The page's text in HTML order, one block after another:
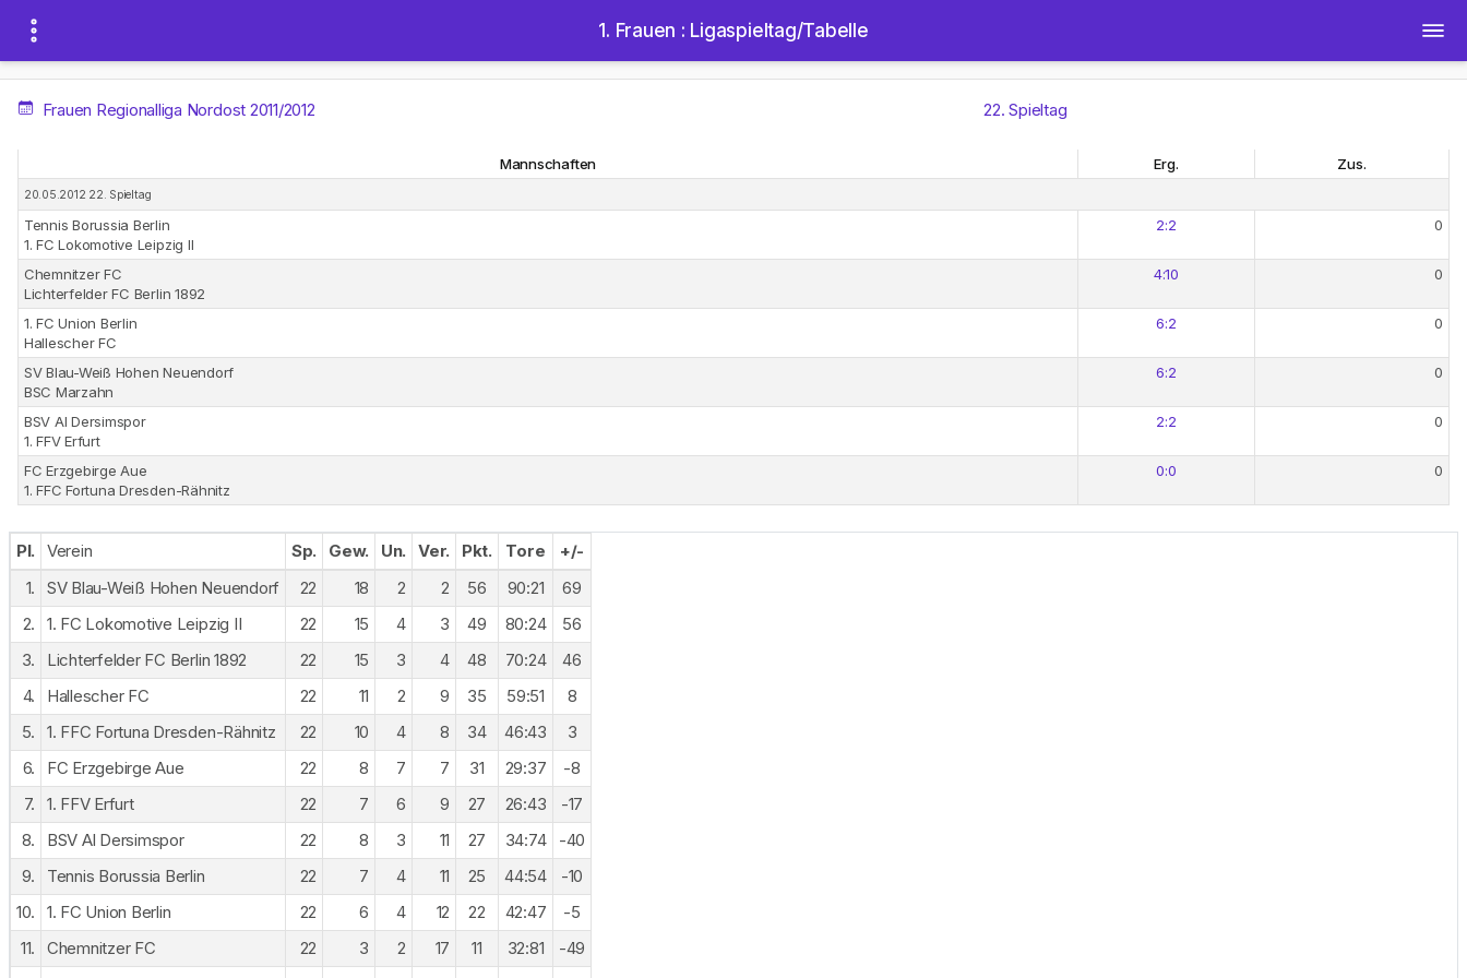
1. Frauen : Ligaspieltag/Tabelle
Frauen Regionalliga Nordost 2011/2012 22. Spieltag
Mannschaften Erg. Zus.
20.05.2012 22. Spieltag
Tennis Borussia Berlin
1. FC Lokomotive Leipzig II
2:2 0
Chemnitzer FC
Lichterfelder FC Berlin 1892
4:10 0
1. FC Union Berlin
Hallescher FC
6:2 0
SV Blau-Weiß Hohen Neuendorf
BSC Marzahn
6:2 0
BSV Al Dersimspor
1. FFV Erfurt
2:2 0
FC Erzgebirge Aue
1. FFC Fortuna Dresden-Rähnitz
0:0 0
Pl. Verein Sp. Gew. Un. Ver. Pkt. Tore
+/-
1.
SV Blau-Weiß Hohen Neuendorf 22 18 2 2 56 90:21
69
2.
1. FC Lokomotive Leipzig II 22 15 4 3 49 80:24
56
3.
Lichterfelder FC Berlin 1892 22 15 3 4 48 70:24
46
4.
Hallescher FC 22 11 2 9 35 59:51
8
5.
1. FFC Fortuna Dresden-Rähnitz 22 10 4 8 34 46:43
3
6.
FC Erzgebirge Aue 22 8 7 7 31 29:37
-8
7.
1. FFV Erfurt 22 7 6 9 27 26:43
-17
8.
BSV Al Dersimspor 22 8 3 11 27 34:74
-40
9.
Tennis Borussia Berlin 22 7 4 11 25 44:54
-10
10.
1. FC Union Berlin 22 6 4 12 22 42:47
-5
11.
Chemnitzer FC 22 3 2 17 11 32:81
-49